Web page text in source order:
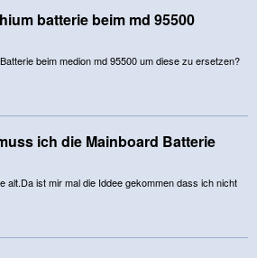
batterie beim md 95500
beim medion md 95500 um diese zu ersetzen?
ich die Mainboard Batterie
alt.Da ist mir mal die Iddee gekommen dass ich nicht